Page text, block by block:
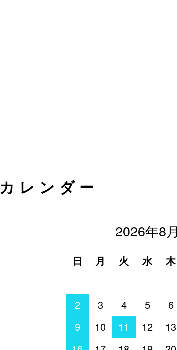
カレンダー
2026年8月
日 月 火 水 木
2
3 4 5 6
9
10 11 12 13